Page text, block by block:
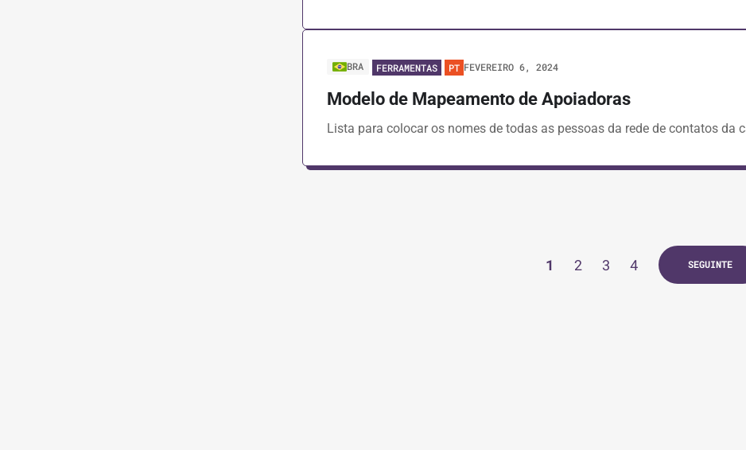
BRA FERRAMENTAS PT FEVEREIRO 6, 2024
Modelo de Mapeamento de Apoiadoras
Lista para colocar os nomes de todas as pessoas da rede de contatos da
1 2 3 4 SEGUINTE